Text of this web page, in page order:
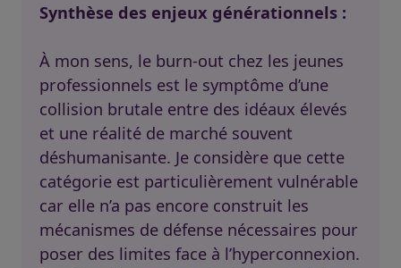
Synthèse des enjeux générationnels :
À mon sens, le burn-out chez les jeunes
professionnels est le symptôme d’une
collision brutale entre des idéaux élevés
et une réalité de marché souvent
déshumanisante. Je considère que cette
catégorie est particulièrement vulnérable
car elle n’a pas encore construit les
mécanismes de défense nécessaires pour
poser des limites face à l’hyperconnexion.